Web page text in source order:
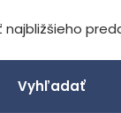
Vyhľadať